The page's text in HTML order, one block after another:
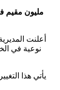
13 مليون مقيم في
نوعية في